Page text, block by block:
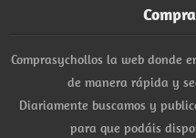
Comprasychollos la web donde
de manera rápida y
Diariamente buscamos y
para que podáis